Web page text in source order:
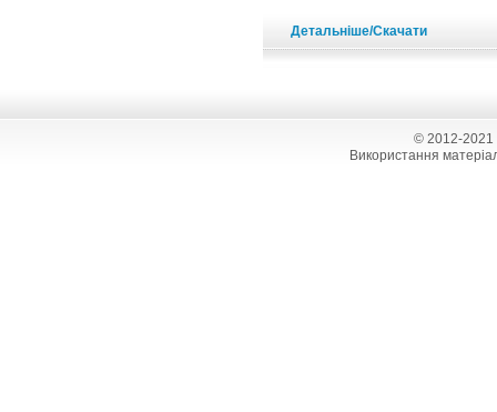
Детальніше/Скачати
© 2012-2021
Використання